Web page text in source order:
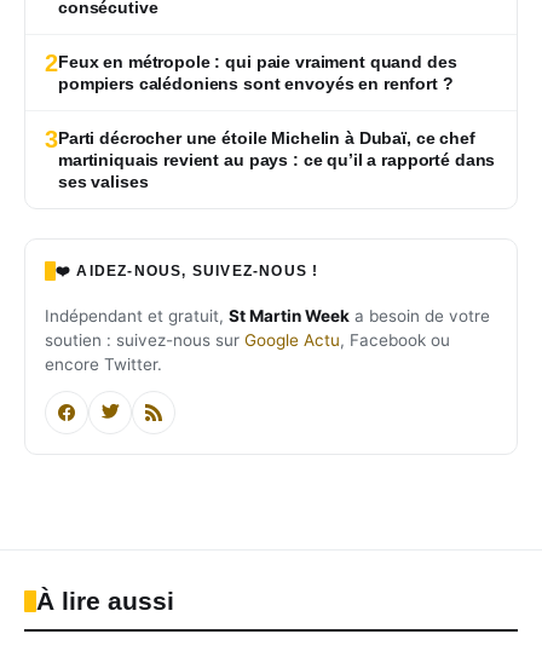
consécutive
2Feux en métropole : qui paie vraiment quand des
pompiers calédoniens sont envoyés en renfort ?
3Parti décrocher une étoile Michelin à Dubaï, ce chef
martiniquais revient au pays : ce qu’il a rapporté dans
ses valises
❤️ AIDEZ-NOUS, SUIVEZ-NOUS !
Indépendant et gratuit, St Martin Week a besoin de votre
soutien : suivez-nous sur Google Actu, Facebook ou
encore Twitter.
À lire aussi